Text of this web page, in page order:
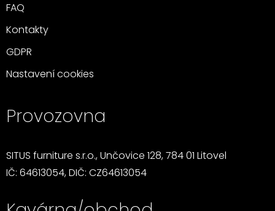
FAQ
Kontakty
GDPR
Nastavení cookies
Provozovna
SITUS furniture s.r.o., Unčovice 128, 784 01 Litovel
IČ: 64613054, DIČ: CZ64613054